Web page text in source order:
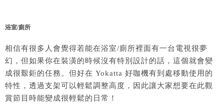
浴室/廁所
相信有很多人會覺得若能在浴室/廁所裡面有一台電視很夢
幻，但如果你在裝潢的時候沒有特別設計的話，這個就會變
成很艱鉅的任務。但好在 Yokatta 好咖機有到處移動使用的
特性，透過支架可以輕鬆調整高度，因此讓大家想要在此觀
賞節目時能變成很輕鬆的日常！